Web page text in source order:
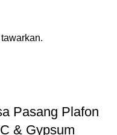
Pasang Plafon
& Gypsum